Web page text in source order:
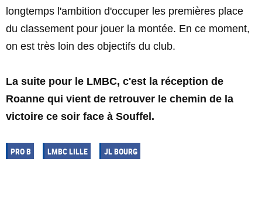
longtemps l'ambition d'occuper les premières place
du classement pour jouer la montée. En ce moment,
on est très loin des objectifs du club.
La suite pour le LMBC, c'est la réception de
Roanne qui vient de retrouver le chemin de la
victoire ce soir face à Souffel.
PRO B LMBC LILLE JL BOURG